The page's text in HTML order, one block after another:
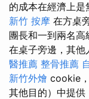
的成本在經濟上是
新竹 按摩 在方桌
團長和一到兩名
在桌子旁邊，其他
醫推薦 整骨推薦
新竹外燴 cookie
其他目的）中提供